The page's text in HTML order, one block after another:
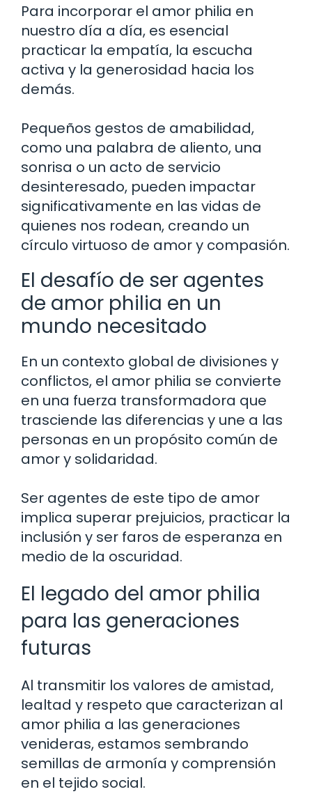
Para incorporar el amor philia en
nuestro día a día, es esencial
practicar la empatía, la escucha
activa y la generosidad hacia los
demás.
Pequeños gestos de amabilidad,
como una palabra de aliento, una
sonrisa o un acto de servicio
desinteresado, pueden impactar
significativamente en las vidas de
quienes nos rodean, creando un
círculo virtuoso de amor y compasión.
El desafío de ser agentes
de amor philia en un
mundo necesitado
En un contexto global de divisiones y
conflictos, el amor philia se convierte
en una fuerza transformadora que
trasciende las diferencias y une a las
personas en un propósito común de
amor y solidaridad.
Ser agentes de este tipo de amor
implica superar prejuicios, practicar la
inclusión y ser faros de esperanza en
medio de la oscuridad.
El legado del amor philia
para las generaciones
futuras
Al transmitir los valores de amistad,
lealtad y respeto que caracterizan al
amor philia a las generaciones
venideras, estamos sembrando
semillas de armonía y comprensión
en el tejido social.